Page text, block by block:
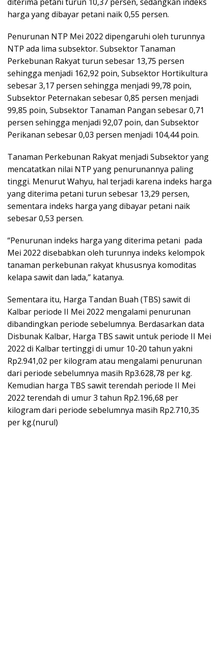
harga yang dibayar petani naik 0,55 persen.
Penurunan NTP Mei 2022 dipengaruhi oleh turunnya
NTP ada lima subsektor. Subsektor Tanaman
Perkebunan Rakyat turun sebesar 13,75 persen
sehingga menjadi 162,92 poin, Subsektor Hortikultura
sebesar 3,17 persen sehingga menjadi 99,78 poin,
Subsektor Peternakan sebesar 0,85 persen menjadi
99,85 poin, Subsektor Tanaman Pangan sebesar 0,71
persen sehingga menjadi 92,07 poin, dan Subsektor
Perikanan sebesar 0,03 persen menjadi 104,44 poin.
Tanaman Perkebunan Rakyat menjadi Subsektor yang
mencatatkan nilai NTP yang penurunannya paling
tinggi. Menurut Wahyu, hal terjadi karena indeks harga
yang diterima petani turun sebesar 13,29 persen,
sementara indeks harga yang dibayar petani naik
sebesar 0,53 persen.
“Penurunan indeks harga yang diterima petani pada
Mei 2022 disebabkan oleh turunnya indeks kelompok
tanaman perkebunan rakyat khususnya komoditas
kelapa sawit dan lada,” katanya.
Sementara itu, Harga Tandan Buah (TBS) sawit di
Kalbar periode II Mei 2022 mengalami penurunan
dibandingkan periode sebelumnya. Berdasarkan data
Disbunak Kalbar, Harga TBS sawit untuk periode II Mei
2022 di Kalbar tertinggi di umur 10-20 tahun yakni
Rp2.941,02 per kilogram atau mengalami penurunan
dari periode sebelumnya masih Rp3.628,78 per kg.
Kemudian harga TBS sawit terendah periode II Mei
2022 terendah di umur 3 tahun Rp2.196,68 per
kilogram dari periode sebelumnya masih Rp2.710,35
per kg.(nurul)